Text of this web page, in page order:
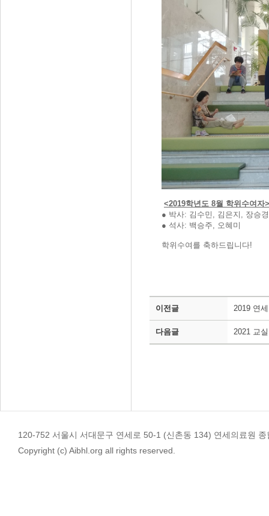
<2019학년도 8월 학위수여자>
● 박사: 김수민, 김은지, 장승경
● 석사: 백승주, 오혜미
학위수여를 축하드립니다!
이전글 2019 연
다음글 2021 교
120-752 서울시 서대문구 연세로 50-1 (신촌동 134) 연세의료
Copyright (c) Aibhl.org all rights reserved.